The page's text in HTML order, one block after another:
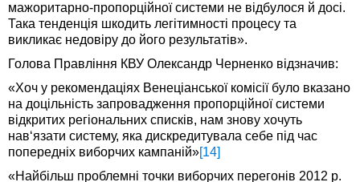
мажоритарно-пропорційної системи не відбулося й досі.
Така тенденція шкодить легітимності процесу та
викликає недовіру до його результатів».
Голова Правління КВУ Олександр Черненко відзначив:
«Хоч у рекомендаціях Венеціанської комісії було вказано
на доцільність запровадження пропорційної системи
відкритих регіональних списків, нам знову хочуть
нав‘язати систему, яка дискредитувала себе під час
попередніх виборчих кампаній» [14]
«Найбільш проблемні точки виборчих перегонів 2012 р.